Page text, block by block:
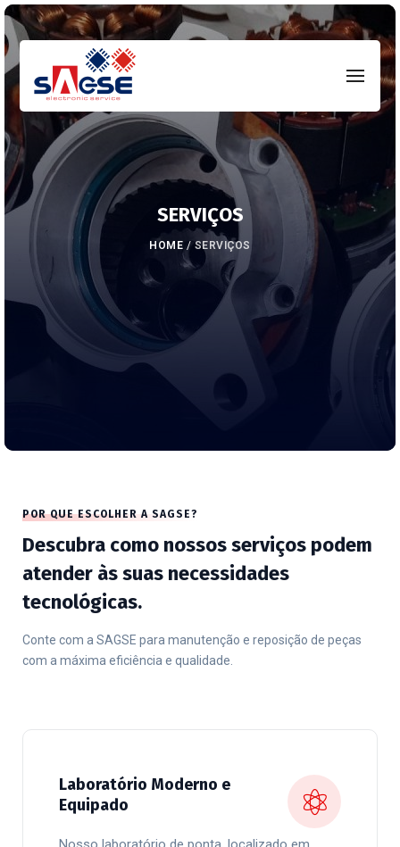
SERVIÇOS
HOME / SERVIÇOS
POR QUE ESCOLHER A SAGSE?
Descubra como nossos serviços podem
atender às suas necessidades
tecnológicas.
Conte com a SAGSE para manutenção e reposição de peças
com a máxima eficiência e qualidade.
Laboratório Moderno e
Equipado